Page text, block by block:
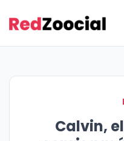
Calvin,